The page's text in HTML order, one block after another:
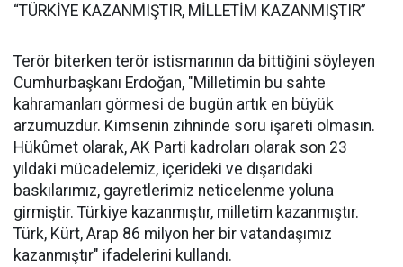
“TÜRKİYE KAZANMIŞTIR, MİLLETİM KAZANMIŞTIR”
Terör biterken terör istismarının da bittiğini söyleyen
Cumhurbaşkanı Erdoğan, "Milletimin bu sahte
kahramanları görmesi de bugün artık en büyük
arzumuzdur. Kimsenin zihninde soru işareti olmasın.
Hükûmet olarak, AK Parti kadroları olarak son 23
yıldaki mücadelemiz, içerideki ve dışarıdaki
baskılarımız, gayretlerimiz neticelenme yoluna
girmiştir. Türkiye kazanmıştır, milletim kazanmıştır.
Türk, Kürt, Arap 86 milyon her bir vatandaşımız
kazanmıştır" ifadelerini kullandı.